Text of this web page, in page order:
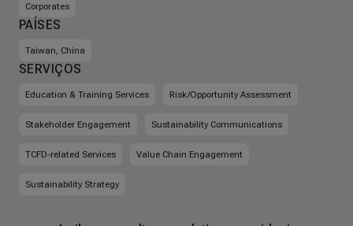
Corporates
PAÍSES
Taiwan, China
SERVIÇOS
Education & Training Services Risk/Opportunity Assessment
Stakeholder Engagement Sustainability Communications
TCFD-related Services Value Chain Engagement
Sustainability Strategy